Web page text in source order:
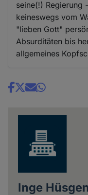
seine(!) Regierung
keineswegs vom
"lieben Gott"
Absurditäten bis
allgemeines
Share
Inge Hüsgen